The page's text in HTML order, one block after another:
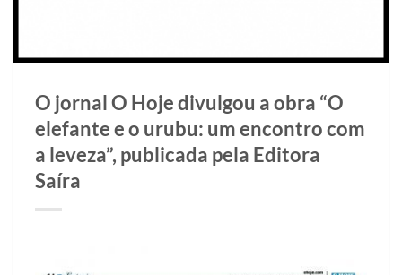
O jornal O Hoje divulgou a obra “O
elefante e o urubu: um encontro com
a leveza”, publicada pela Editora
Saíra